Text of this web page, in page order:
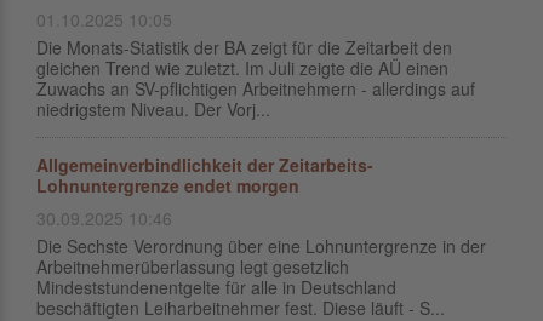
01.10.2025 10:05
Die Monats-Statistik der BA zeigt für die Zeitarbeit den
gleichen Trend wie zuletzt. Im Juli zeigte die AÜ einen
Zuwachs an SV-pflichtigen Arbeitnehmern - allerdings auf
niedrigstem Niveau. Der Vorj...
Allgemeinverbindlichkeit der Zeitarbeits-
Lohnuntergrenze endet morgen
30.09.2025 10:46
Die Sechste Verordnung über eine Lohnuntergrenze in der
Arbeitnehmerüberlassung legt gesetzlich
Mindeststundenentgelte für alle in Deutschland
beschäftigten Leiharbeitnehmer fest. Diese läuft - S...